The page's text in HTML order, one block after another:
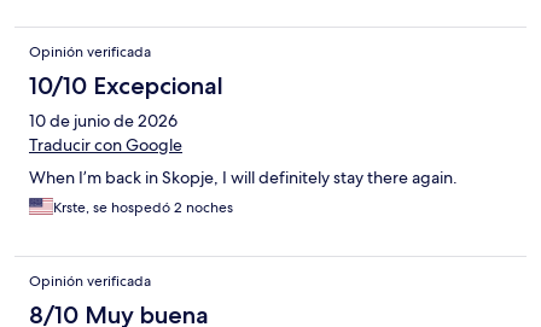
Opinión verificada
10/10 Excepcional
10 de junio de 2026
Traducir con Google
When I’m back in Skopje, I will definitely stay there again.
Krste, se hospedó 2 noches
Opinión verificada
8/10 Muy buena